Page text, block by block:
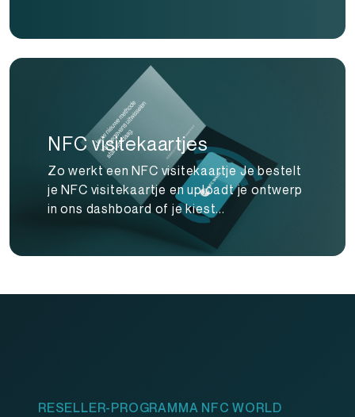
NFC visitekaartjes
Zo werkt een NFC visitekaartje Je bestelt
je NFC visitekaartje en uploadt je ontwerp
in ons dashboard of je kiest...
RESELLER-PROGRAMMA NFC WORLD